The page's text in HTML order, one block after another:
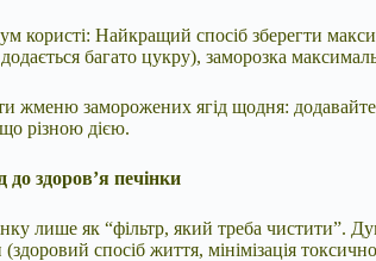
користі: Найкращий спосіб зберегти
багато цукру), заморозка
жменю заморожених ягід щодня: додавайте
різною дією.
до здоров’я печінки
лише як “фільтр, який треба чистити”.
спосіб життя, мінімізація